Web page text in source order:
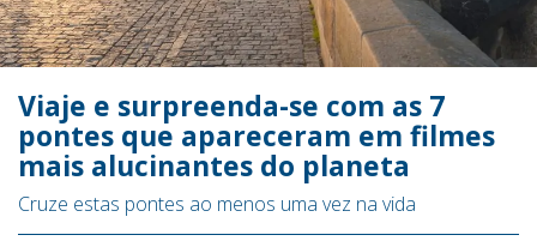
Viaje e surpreenda-se com as 7
pontes que apareceram em filmes
mais alucinantes do planeta
Cruze estas pontes ao menos uma vez na vida